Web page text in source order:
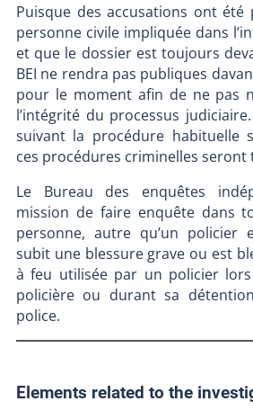
Puisque des accusations ont
personne civile impliquée dans
et que le dossier est toujours
BEI ne rendra pas publiques
pour le moment afin de ne pas
l’intégrité du processus
suivant la procédure habituelle
ces procédures criminelles seront
Le Bureau des enquêtes
mission de faire enquête dans
personne, autre qu’un policier
subit une blessure grave ou est
à feu utilisée par un policier lors
policière ou durant sa
police.
Elements related to the